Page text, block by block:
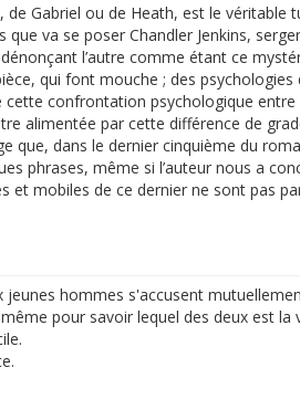
Gabriel ou de Heath, est le véritable
va se poser Chandler Jenkins,
l’autre comme étant ce
qui font mouche ; des
cette confrontation psychologique
alimentée par cette différence de
que, dans le dernier cinquième du
phrases, même si l’auteur nous a
mobiles de ce dernier ne sont pas
hommes s'accusent
pour savoir lequel des deux est la